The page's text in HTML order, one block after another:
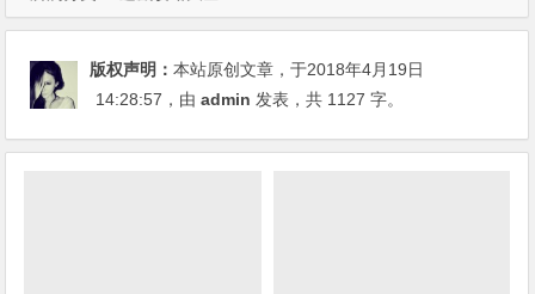
版权声明：本站原创文章，于2018年4月19日
14:28:57 ，由admin 发表，共 1127 字。